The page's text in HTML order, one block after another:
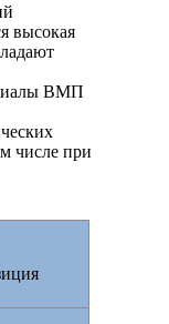
высокая
ВМП
числе при